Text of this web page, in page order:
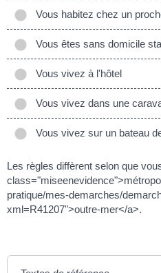
Vous habitez chez un
Vous êtes sans domicile
Vous vivez à l'hôtel
Vous vivez dans une
Vous vivez sur un bateau
Les règles diffèrent selon que
pratique/mes-demarches/
xml=R41207">outre-mer</a>.